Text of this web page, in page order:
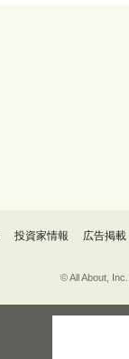
投資家情報 広告掲載
© All About,